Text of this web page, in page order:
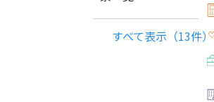
すべて表示（13件）